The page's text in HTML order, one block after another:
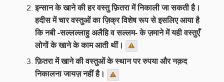
इन्सान के खाने की हर वस्तु फ़ितरा में निकाली जा सकती है।
हदीस में चार वस्तुओं का ज़िक्र विशेष रूप से इसलिए आया है
कि नबी -सल्लल्लाहु अलैहि व सल्लम- के ज़माने में यही वस्तुएँ
लोगों के खाने के काम आती थीं।
फ़ितरा में खाने की वस्तुओं के स्थान पर रुपया और नक़द
निकालना जायज़ नहीं है।